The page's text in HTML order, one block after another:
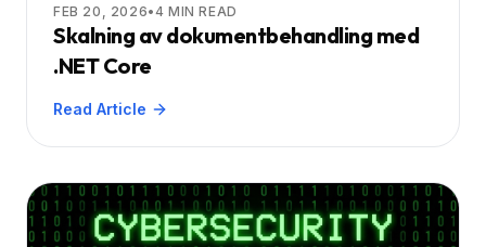
FEB 20, 2026•4 MIN READ
Skalning av dokumentbehandling med
.NET Core
Read Article